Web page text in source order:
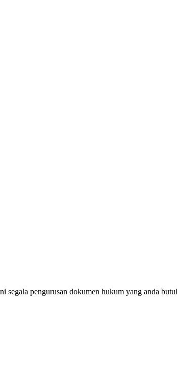
pengurusan dokumen hukum yang anda